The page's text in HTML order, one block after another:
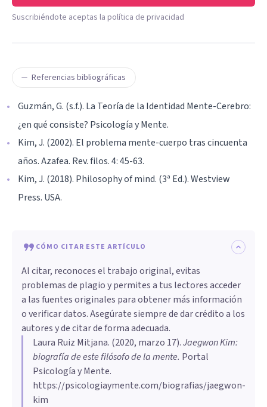
Suscribiéndote aceptas la política de privacidad
Referencias bibliográficas
Guzmán, G. (s.f.). La Teoría de la Identidad Mente-Cerebro:
¿en qué consiste? Psicología y Mente.
Kim, J. (2002). El problema mente-cuerpo tras cincuenta
años. Azafea. Rev. filos. 4: 45-63.
Kim, J. (2018). Philosophy of mind. (3ª Ed.). Westview
Press. USA.
CÓMO CITAR ESTE ARTÍCULO
Al citar, reconoces el trabajo original, evitas
problemas de plagio y permites a tus lectores acceder
a las fuentes originales para obtener más información
o verificar datos. Asegúrate siempre de dar crédito a los
autores y de citar de forma adecuada.
Laura Ruiz Mitjana. (2020, marzo 17).Jaegwon Kim:
biografía de este filósofo de la mente. Portal
Psicología y Mente.
https://psicologiaymente.com/biografias/jaegwon-
kim